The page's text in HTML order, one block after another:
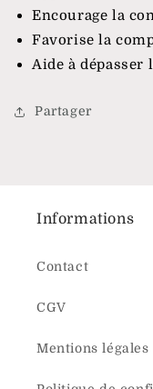
Encourage la
Favorise la
Aide à dépasser
Partager
Informations
Contact
CGV
Mentions légales